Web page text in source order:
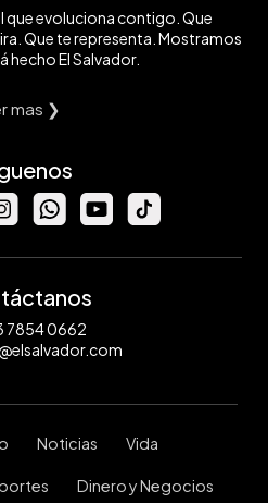
que evoluciona contigo. Que
Que te representa. Mostramos
hecho El Salvador.
mas ❯
7854 0662
Noticias Vida
Dinero y Negocios